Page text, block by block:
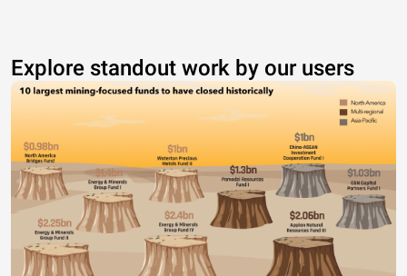
Explore standout work by our users